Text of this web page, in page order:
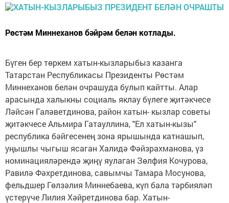
Рөстәм Миннеханов бәйрәм белән котлады.
Бүген бер төркем хатын-кызларыбыз казанга
Татарстан Республикасы Президенты Рөстәм
Миннеханов белән очрашуда булып кайтты. Алар
арасында халыкны социаль яклау бүлеге җитәкчесе
Ләйсән Галәветдинова, район хатын- кызлар советы
җитәкчесе Альмира Гатауллина, "Ел хатын-кызы"
республика бәйгесенең зона ярышында катнашып,
уңышлы чыгыш ясаган Халидә Фәйзрахманова, үз
номинацияләрендә җиңү яулаган Зөлфия Кочурова,
Равилә Фәхретдинова, савымчы Тамара Мосунова,
фельдшер Гөлзәлия Миннебаева, күп бала тәрбияләп
үстерүче Лилия Хәйретдинова бар. Хатын-